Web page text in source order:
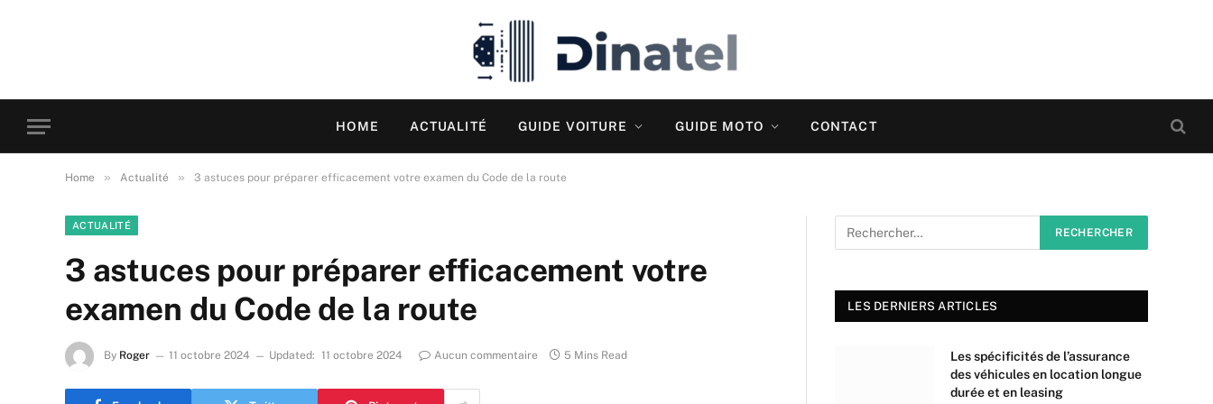
HOME ACTUALITÉ GUIDE VOITURE GUIDE MOTO CONTACT
Home » Actualité » 3 astuces pour préparer efficacement votre examen du Code de la route
ACTUALITÉ
3 astuces pour préparer efficacement votre
examen du Code de la route
By Roger 11 octobre 2024 Updated: 11 octobre 2024 Aucun commentaire 5 Mins Read
LES DERNIERS ARTICLES
Les spécificités de l’assurance
des véhicules en location longue
durée et en leasing